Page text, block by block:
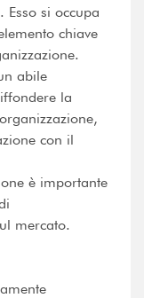
Esso si occupa
chiave
abile
la
con il
è importante
mercato.